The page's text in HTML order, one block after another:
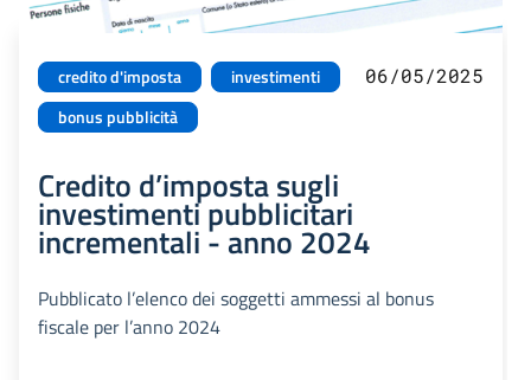
credito d'imposta
investimenti
bonus pubblicità
06/05/2025
Credito d’imposta sugli
investimenti pubblicitari
incrementali - anno 2024
Pubblicato l’elenco dei soggetti ammessi al bonus
fiscale per l’anno 2024